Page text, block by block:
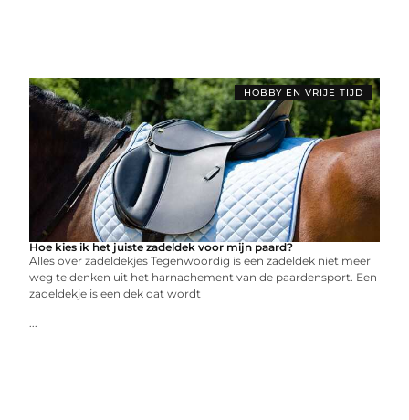
HOBBY EN VRIJE TIJD
Hoe kies ik het juiste zadeldek voor mijn paard?
Alles over zadeldekjes Tegenwoordig is een zadeldek niet meer
weg te denken uit het harnachement van de paardensport. Een
zadeldekje is een dek dat wordt
...